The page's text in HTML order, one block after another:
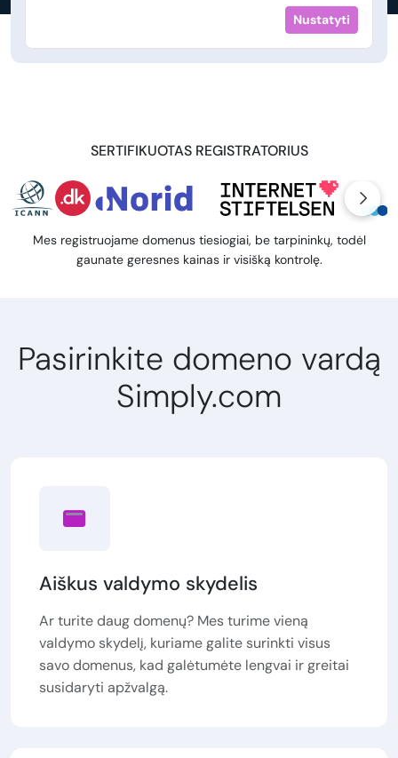
Nustatyti
SERTIFIKUOTAS REGISTRATORIUS
Mes registruojame domenus tiesiogiai, be tarpininkų, todėl
gaunate geresnes kainas ir visišką kontrolę.
Pasirinkite domeno vardą
Simply.com
Aiškus valdymo skydelis
Ar turite daug domenų? Mes turime vieną
valdymo skydelį, kuriame galite surinkti visus
savo domenus, kad galėtumėte lengvai ir greitai
susidaryti apžvalgą.